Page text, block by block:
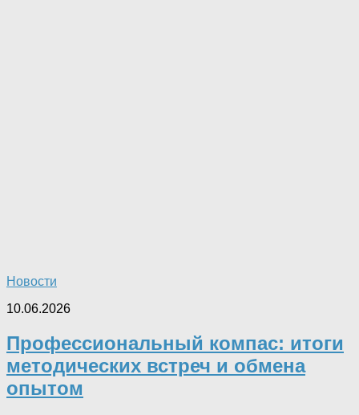
Новости
10.06.2026
Профессиональный компас: итоги
методических встреч и обмена
опытом